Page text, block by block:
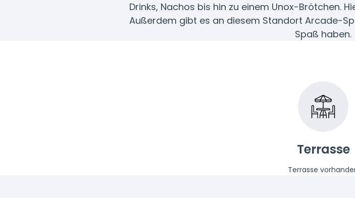
Drinks, Nachos bis hin zu einem Unox-Brötchen.
Außerdem gibt es an diesem Standort Arcade-
Spaß haben.
Terrasse
Terrasse